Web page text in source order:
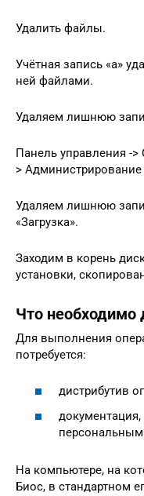
Удалить файлы.
Учётная запись «а»
ней файлами.
Удаляем лишнюю
Панель управления ->
>
Удаляем лишнюю
«Загрузка».
Заходим в корень
установки,
Что необходимо
Для выполнения
потребуется:
дистрибутив
На компьютере, на
Биос, в стандартном